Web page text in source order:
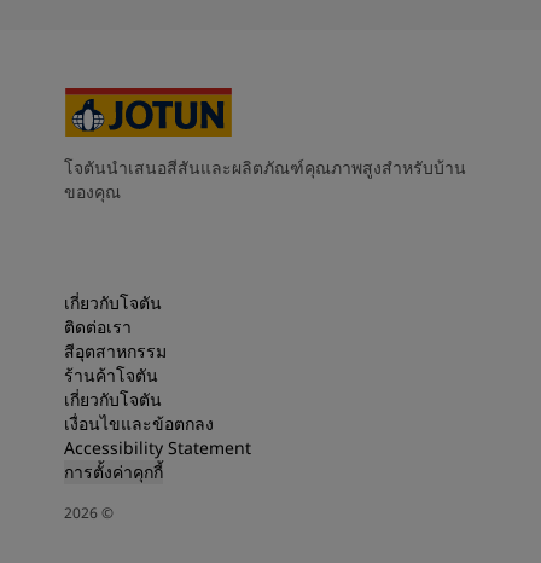
โจตันนำเสนอสีสันและผลิตภัณฑ์คุณภาพสูงสำหรับบ้าน
ของคุณ
เกี่ยวกับโจตัน
ติดต่อเรา
สีอุตสาหกรรม
ร้านค้าโจตัน
เกี่ยวกับโจตัน
เงื่อนไขและข้อตกลง
Accessibility Statement
การตั้งค่าคุกกี้
2026©